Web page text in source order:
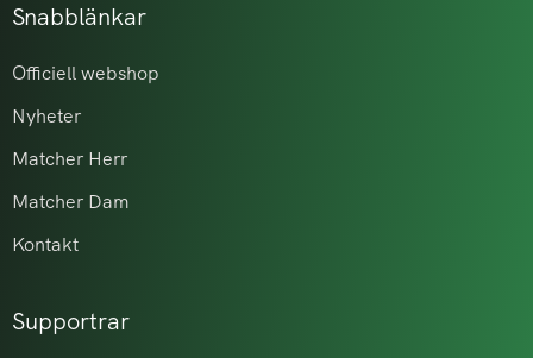
Snabblänkar
Officiell webshop
Nyheter
Matcher Herr
Matcher Dam
Kontakt
Supportrar